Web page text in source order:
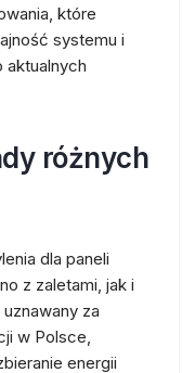
które
systemu i
różnych
dla paneli
z zaletami, jak i
za
w Polsce,
energii